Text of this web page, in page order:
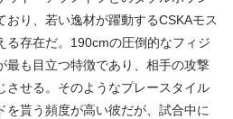
り、若い逸材が躍動するCSKAモス
る存在だ。190cmの圧倒的なフィジ
最も目立つ特徴であり、相手の攻撃
させる。そのようなプレースタイル
を貰う頻度が高い彼だが、試合中に